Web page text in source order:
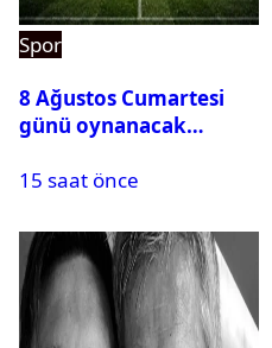
Spor
8 Ağustos Cumartesi
günü oynanacak
15 saat önce